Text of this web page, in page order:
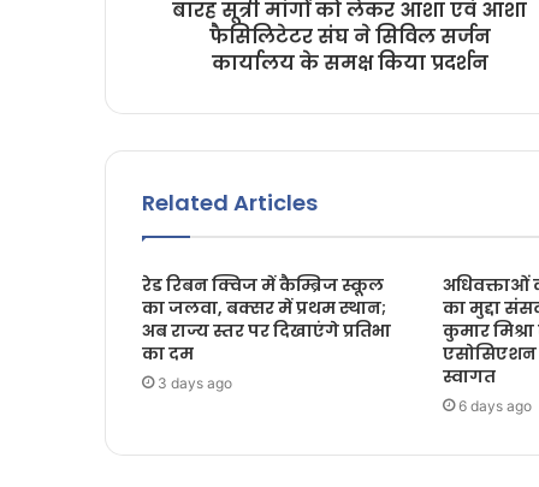
बारह सूत्री मांगों को लेकर आशा एवं आशा
फैसिलिटेटर संघ ने सिविल सर्जन
कार्यालय के समक्ष किया प्रदर्शन
Related Articles
रेड रिबन क्विज में कैम्ब्रिज स्कूल
का जलवा, बक्सर में प्रथम स्थान;
अब राज्य स्तर पर दिखाएंगे प्रतिभा
का दम
3 days ago
अधिवक्ताओं
का मुद्दा
कुमार
एसोसिएशन
स्वागत
6 days ago